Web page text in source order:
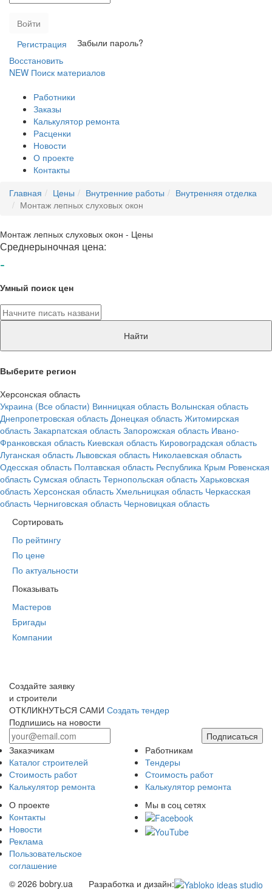
Войти
Регистрация
Забыли пароль?
Восстановить
NEW Поиск материалов
Работники
Заказы
Калькулятор ремонта
Расценки
Новости
О проекте
Контакты
Главная
Цены Внутренние работы
Внутренняя отделка
Монтаж лепных слуховых окон
Монтаж лепных слуховых окон - Цены
Среднерыночная цена:
-
Умный поиск цен
Найти
Выберите регион
Херсонская область
Украина (Все области) Винницкая область Волынская область
Днепропетровская область Донецкая область Житомирская
область Закарпатская область Запорожская область Ивано-
Франковская область Киевская область Кировоградская область
Луганская область Львовская область Николаевская область
Одесская область Полтавская область Республика Крым Ровенская
область Сумская область Тернопольская область Харьковская
область Херсонская область Хмельницкая область Черкасская
область Черниговская область Черновицкая область
Сортировать
По рейтингу
По цене
По актуальности
Показывать
Мастеров
Бригады
Компании
Создайте заявку
и строители
ОТКЛИКНУТЬСЯ САМИ Создать тендер
Подпишись на новости
Подписаться
Заказчикам
Каталог строителей
Стоимость работ
Калькулятор ремонта
Работникам
Тендеры
Стоимость работ
Калькулятор ремонта
О проекте
Контакты
Новости
Реклама
Пользовательское
соглашение
Мы в соц сетях
© 2026 bobry.ua Разработка и дизайн: